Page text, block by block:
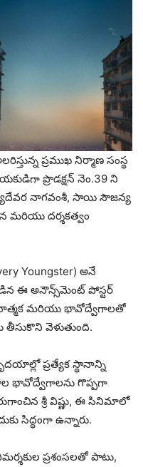
ప్రముఖ నిర్మాణ సంస్థ
ప్రొడక్షన్ నెం.39 ని
నాగవంశీ, సాయి సౌజన్య
మరియు దర్శకత్వం
Youngster) అనే
ఈ అనౌన్స్‌మెంట్ పోస్టర్
మరియు భావోద్వేగాలతో
తీసుకొని వెళుతుంది.
ప్రత్యేక స్థానాన్ని
భావోద్వేగాలను గొప్పగా
శ్రీ విష్ణు, ఈ సినిమాలో
సిద్ధంగా ఉన్నారు.
ప్రశంసలతో పాటు,